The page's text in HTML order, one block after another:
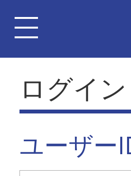
ログイン
ユーザー